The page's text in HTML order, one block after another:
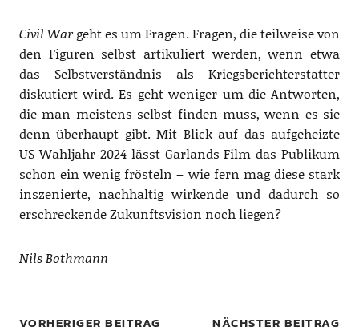
Civil Wargeht es um Fragen. Fragen, die teilweise von
den Figuren selbst artikuliert werden, wenn etwa
das Selbstverständnis als Kriegsberichterstatter
diskutiert wird. Es geht weniger um die Antworten,
die man meistens selbst finden muss, wenn es sie
denn überhaupt gibt. Mit Blick auf das aufgeheizte
US-Wahljahr 2024 lässt Garlands Film das Publikum
schon ein wenig frösteln – wie fern mag diese stark
inszenierte, nachhaltig wirkende und dadurch so
erschreckende Zukunftsvision noch liegen?
Nils Bothmann
VORHERIGER BEITRAG NÄCHSTER BEITRAG